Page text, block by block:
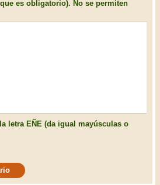
es obligatorio). No se permiten
letra EÑE (da igual mayúsculas o